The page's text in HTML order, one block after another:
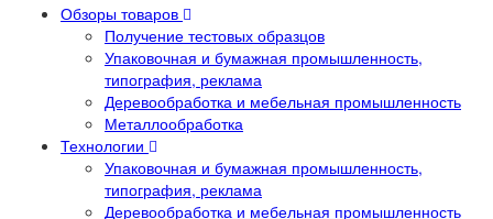
Обзоры товаров
Получение тестовых образцов
Упаковочная и бумажная промышленность,
типография, реклама
Деревообработка и мебельная промышленность
Металлообработка
Технологии
Упаковочная и бумажная промышленность,
типография, реклама
Деревообработка и мебельная промышленность